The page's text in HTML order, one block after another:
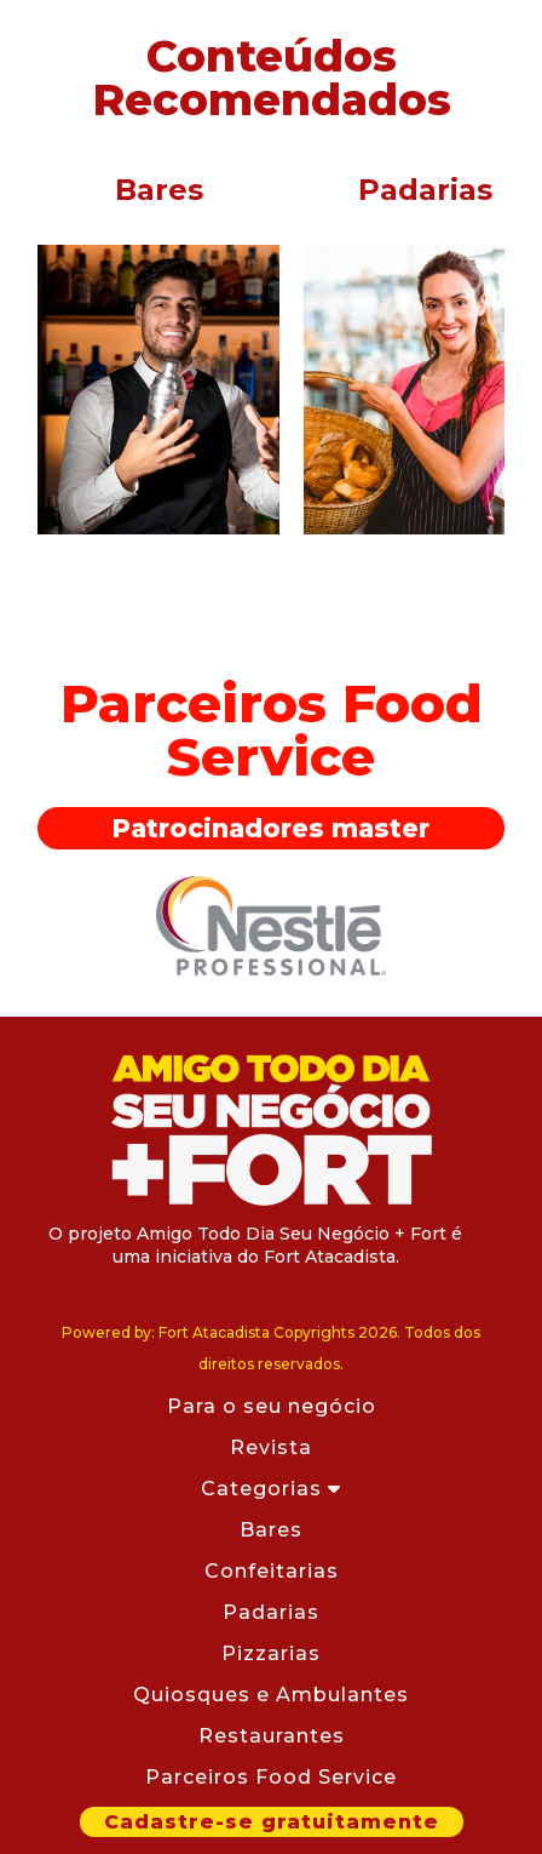
Conteúdos
Recomendados
Bares Padarias
Parceiros Food
Service
Patrocinadores master
O projeto Amigo Todo Dia Seu Negócio + Fort é
uma iniciativa do Fort Atacadista.
Powered by: Fort Atacadista Copyrights 2026. Todos dos
direitos reservados.
Para o seu negócio
Revista
Categorias
Bares
Confeitarias
Padarias
Pizzarias
Quiosques e Ambulantes
Restaurantes
Parceiros Food Service
Cadastre-se gratuitamente